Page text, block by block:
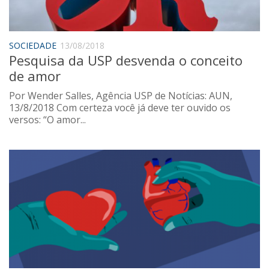
Sobre o Portal
SOCIEDADE 13/08/2018
Pesquisa da USP desvenda o conceito
de amor
Por Wender Salles, Agência USP de Notícias: AUN,
13/8/2018 Com certeza você já deve ter ouvido os
versos: “O amor...